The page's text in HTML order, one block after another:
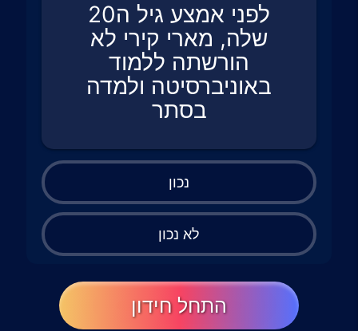
לפני אמצע גיל ה20
שלה, מארי קירי לא
הורשתה ללמוד
באוניברסיטה ולמדה
בסתר
נכון
לא נכון
התחל חידון